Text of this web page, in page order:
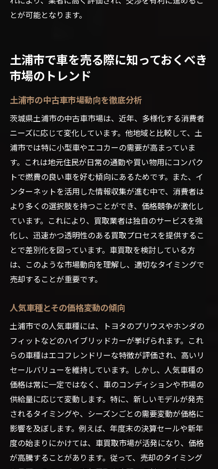
とが可能となります。
土浦市で車を売る際に知っておくべき
市場のトレンド
土浦市の中古車市場動向を徹底分析
茨城県土浦市の中古車市場は、近年、多様化する消費者
ニーズに応じて変化しています。他地域と比較して、土
浦市では特に小型車やエコカーの需要が高まっていま
す。これは地元住民が日常の通勤や買い物用にコンパク
トで燃費の良い車を好む傾向にあるためです。また、イ
ンターネットを活用した情報収集が進む中で、消費者は
より多くの選択肢を持つことができ、価格競争が激化し
ています。これにより、買取業者は独自のサービスを強
化し、迅速かつ透明性のある買取プロセスを提供するこ
とで差別化を図っています。車買取を検討している方
は、このような市場動向を理解し、適切なタイミングで
売却することが重要です。
人気車種とその価格変動の傾向
土浦市での人気車種には、トヨタのプリウスやホンダの
フィットなどのハイブリッドカーが挙げられます。これ
らの車種はエコフレンドリーな特徴が評価され、高いリ
セールバリューを維持しています。しかし、人気車種の
価格は常に一定ではなく、車のコンディションや市場の
供給量に応じて変動します。特に、新しいモデルが発売
されるタイミングや、シーズンごとの需要変動が価格に
影響を及ぼします。例えば、年度末の決算セールや新年
度の始まりにかけては、車買取市場が活発になり、価格
が高騰することがあります。従って、売却のタイミング